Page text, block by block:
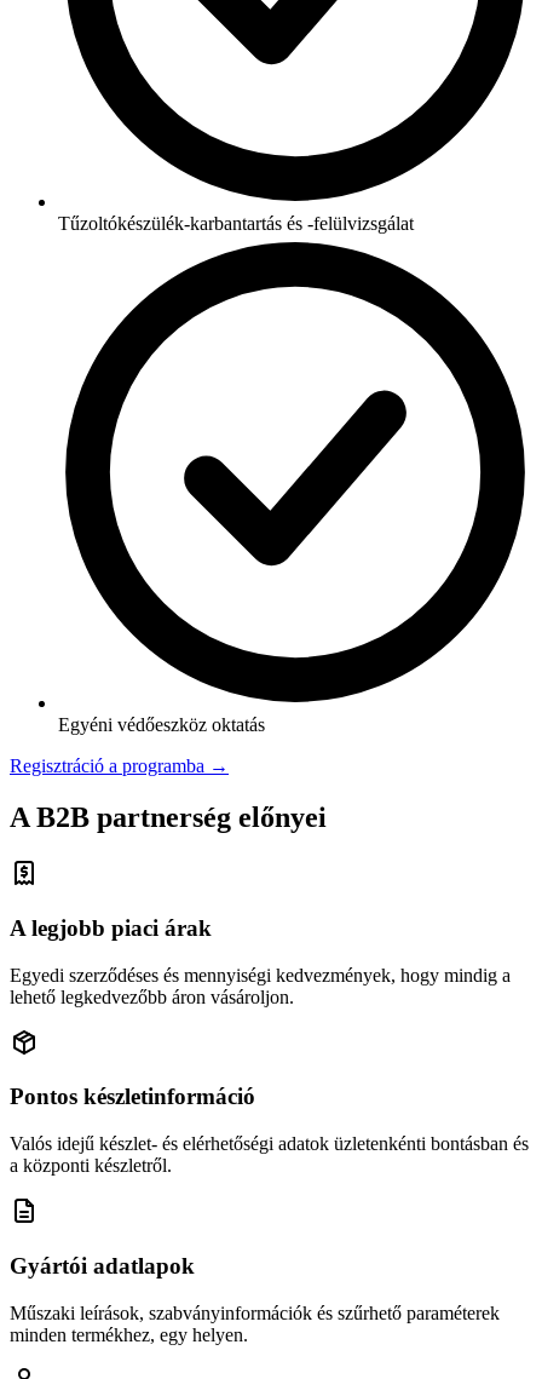
Tűzoltókészülék-karbantartás és -felülvizsgálat
Egyéni védőeszköz oktatás
Regisztráció a programba →
A B2B partnerség előnyei
A legjobb piaci árak
Egyedi szerződéses és mennyiségi kedvezmények, hogy mindig a
lehető legkedvezőbb áron vásároljon.
Pontos készletinformáció
Valós idejű készlet- és elérhetőségi adatok üzletenkénti bontásban és
a központi készletről.
Gyártói adatlapok
Műszaki leírások, szabványinformációk és szűrhető paraméterek
minden termékhez, egy helyen.